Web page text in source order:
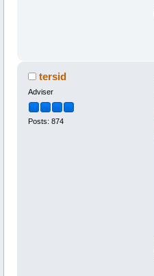
tersid
Adviser
Posts: 874